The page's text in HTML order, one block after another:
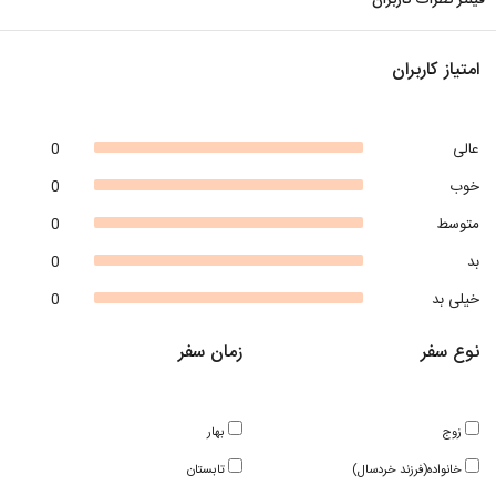
امتیاز کاربران
0
عالی
0
خوب
0
متوسط
0
بد
0
خیلی بد
زمان سفر
بهار
تابستان
نوع سفر
زوج
خانواده(فرزند خردسال)